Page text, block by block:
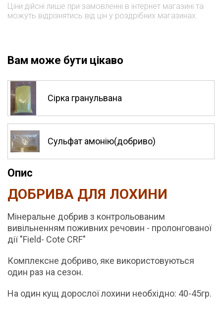
Ціни дійсні лише при замовленні в інтернет магазині та
можуть відрізнятись від цін у роздрібних магазинах.
Вам може бути цікаво
Сірка гранульвана
Сульфат амонію(добриво)
Опис
ДОБРИВА ДЛЯ ЛОХИНИ
Мінеральне добрив з контрольованим
вивільненням поживних речовин - пролонгованої
дії "Field- Cote CRF"
Комплексне добриво, яке використовуються
один раз на сезон.
На один кущ дорослої лохини необхідно: 40-45гр.